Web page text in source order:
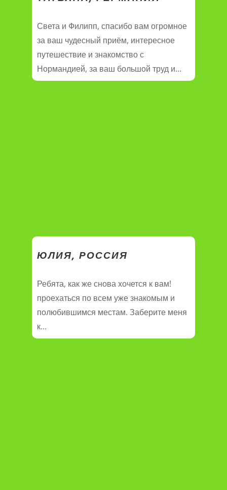
Света и Филипп, спасибо вам огромное
за ваш чудесный приём, интересное
путешествие и знакомство с
Нормандией, за ваш большой труд и...
ЮЛИЯ, РОССИЯ
Ребята, как же снова хочется к вам!
проехаться по всем уже знакомым и
полюбившимся местам. Заберите меня
к...